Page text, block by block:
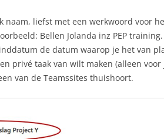
naam, liefst met een werkwoord voor
Bellen Jolanda inz PEP
de datum waarop je het van
privé taak van wilt maken (alleen
van de Teamssites thuishoort.